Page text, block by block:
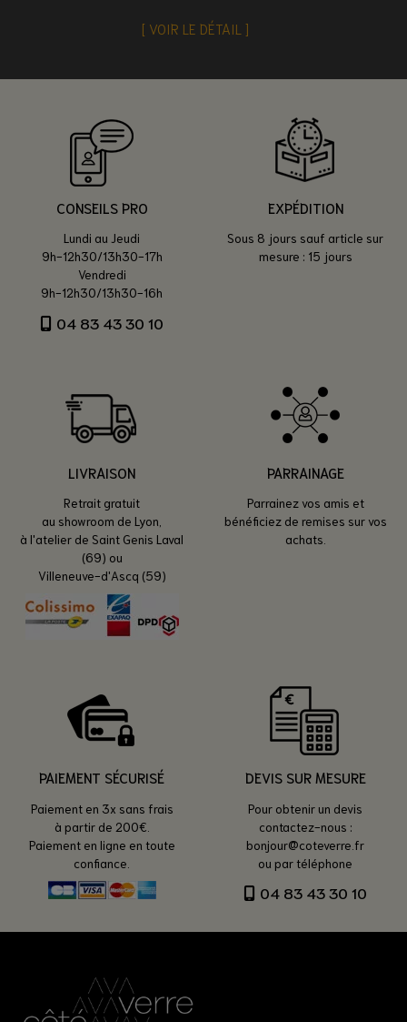
VOIR LE DÉTAIL
CONSEILS PRO
Lundi au Jeudi
9h-12h30/13h30-17h
Vendredi
9h-12h30/13h30-16h
04 83 43 30 10
EXPÉDITION
Sous 8 jours sauf article sur
mesure : 15 jours
LIVRAISON
Retrait gratuit
au showroom de Lyon,
à l'atelier de Saint Genis Laval
(69) ou
Villeneuve-d'Ascq (59)
PARRAINAGE
Parrainez vos amis et
bénéficiez de remises sur vos
achats.
PAIEMENT SÉCURISÉ
Paiement en 3x sans frais
à partir de 200€.
Paiement en ligne en toute
confiance.
DEVIS SUR MESURE
Pour obtenir un devis
contactez-nous :
bonjour@coteverre.fr
ou par téléphone
04 83 43 30 10